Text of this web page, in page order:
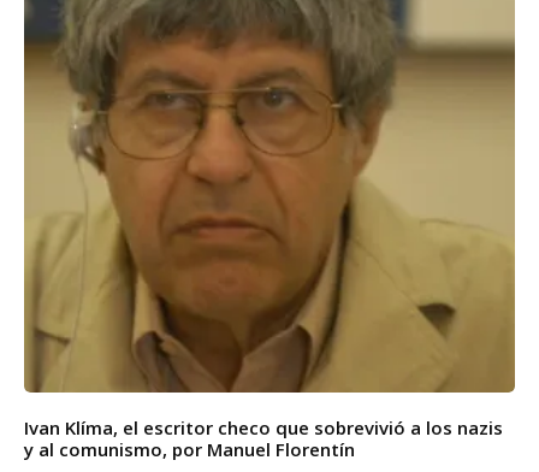
Ivan Klíma, el escritor checo que sobrevivió a los nazis
y al comunismo, por Manuel Florentín